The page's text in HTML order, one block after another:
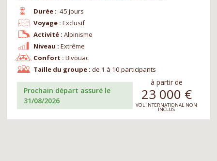
Durée : 45 jours
Niveau : Extrême
Voyage : Exclusif
Confort : Bivouac
Activité : Alpinisme
Taille du groupe : de 1 à 10 participants
Prochain départ assuré le
31/08/2026
à partir de
23 000 €
VOL INTERNATIONAL NON
INCLUS